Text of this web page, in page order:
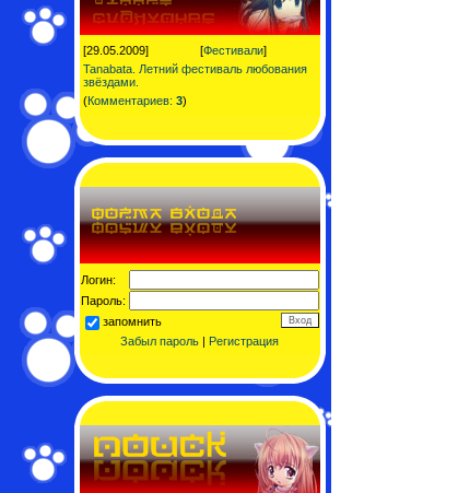
[29.05.2009] [Фестивали]
Tanabata. Летний фестиваль любования
звёздами.
(Комментариев: 3)
Логин:
Пароль:
запомнить
Забыл пароль | Регистрация